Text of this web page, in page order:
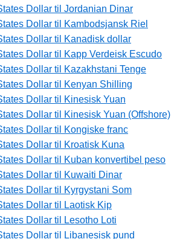
Dollar til Jordanian Dinar
Dollar til Kambodsjansk Riel
Dollar til Kanadisk dollar
Dollar til Kapp Verdeisk Escudo
Dollar til Kazakhstani Tenge
Dollar til Kenyan Shilling
Dollar til Kinesisk Yuan
Dollar til Kinesisk Yuan (Offshore)
Dollar til Kongiske franc
Dollar til Kroatisk Kuna
Dollar til Kuban konvertibel peso
Dollar til Kuwaiti Dinar
Dollar til Kyrgystani Som
Dollar til Laotisk Kip
Dollar til Lesotho Loti
Dollar til Libanesisk pund